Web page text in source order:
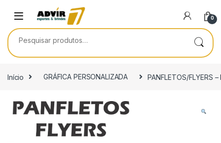
0
Pesquisar por:
Início GRÁFICA PERSONALIZADA PANFLETOS/FLYERS